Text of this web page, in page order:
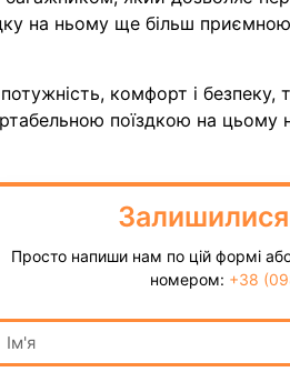
на ньому ще більш
комфорт і безпеку,
поїздкою на цьому
Просто напиши нам по цій формі
номером: +38